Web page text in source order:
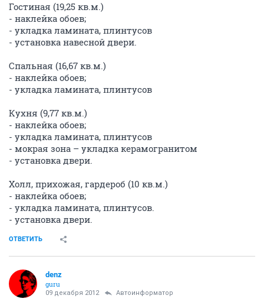
Гостиная (19,25 кв.м.)
- наклейка обоев;
- укладка ламината, плинтусов
- установка навесной двери.
Спальная (16,67 кв.м.)
- наклейка обоев;
- укладка ламината, плинтусов
Кухня (9,77 кв.м.)
- наклейка обоев;
- укладка ламината, плинтусов
- мокрая зона – укладка керамогранитом
- установка двери.
Холл, прихожая, гардероб (10 кв.м.)
- наклейка обоев;
- укладка ламината, плинтусов.
- установка двери.
ОТВЕТИТЬ
denz
guru
09 декабря 2012 Автоинформатор